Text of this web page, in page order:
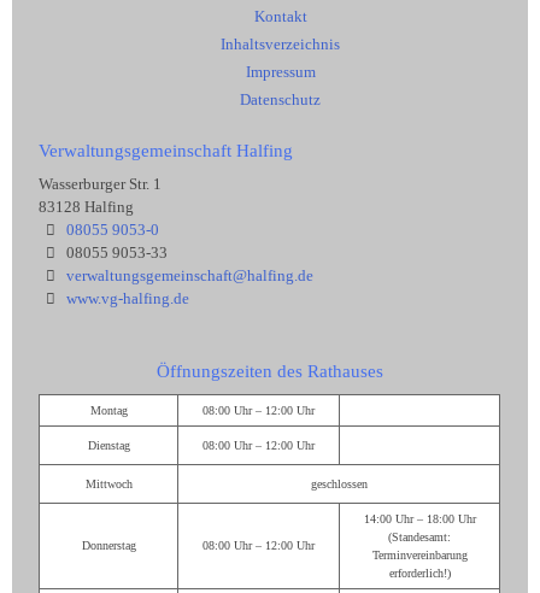
Kontakt
Inhaltsverzeichnis
Impressum
Datenschutz
Verwaltungsgemeinschaft Halfing
Wasserburger Str. 1
83128 Halfing
08055 9053-0
08055 9053-33
verwaltungsgemeinschaft@halfing.de
www.vg-halfing.de
Öffnungszeiten des Rathauses
Montag 08:00 Uhr – 12:00 Uhr
Dienstag 08:00 Uhr – 12:00 Uhr
Mittwoch geschlossen
Donnerstag 08:00 Uhr – 12:00 Uhr
14:00 Uhr – 18:00 Uhr
(Standesamt:
Terminvereinbarung
erforderlich!)